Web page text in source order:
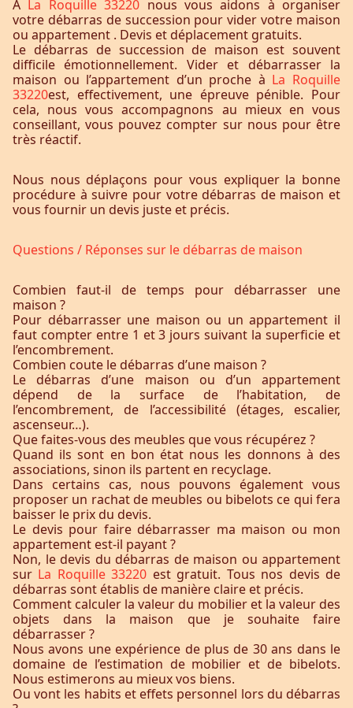
A La Roquille 33220 nous vous aidons à organiser
votre débarras de succession pour vider votre maison
ou appartement . Devis et déplacement gratuits.
Le débarras de succession de maison est souvent
difficile émotionnellement. Vider et débarrasser la
maison ou l’appartement d’un proche à La Roquille
33220est, effectivement, une épreuve pénible. Pour
cela, nous vous accompagnons au mieux en vous
conseillant, vous pouvez compter sur nous pour être
très réactif.
Nous nous déplaçons pour vous expliquer la bonne
procédure à suivre pour votre débarras de maison et
vous fournir un devis juste et précis.
Questions / Réponses sur le débarras de maison
Combien faut-il de temps pour débarrasser une
maison ?
Pour débarrasser une maison ou un appartement il
faut compter entre 1 et 3 jours suivant la superficie et
l’encombrement.
Combien coute le débarras d’une maison ?
Le débarras d’une maison ou d’un appartement
dépend de la surface de l’habitation, de
l’encombrement, de l’accessibilité (étages, escalier,
ascenseur…).
Que faites-vous des meubles que vous récupérez ?
Quand ils sont en bon état nous les donnons à des
associations, sinon ils partent en recyclage.
Dans certains cas, nous pouvons également vous
proposer un rachat de meubles ou bibelots ce qui fera
baisser le prix du devis.
Le devis pour faire débarrasser ma maison ou mon
appartement est-il payant ?
Non, le devis du débarras de maison ou appartement
sur La Roquille 33220 est gratuit. Tous nos devis de
débarras sont établis de manière claire et précis.
Comment calculer la valeur du mobilier et la valeur des
objets dans la maison que je souhaite faire
débarrasser ?
Nous avons une expérience de plus de 30 ans dans le
domaine de l’estimation de mobilier et de bibelots.
Nous estimerons au mieux vos biens.
Ou vont les habits et effets personnel lors du débarras